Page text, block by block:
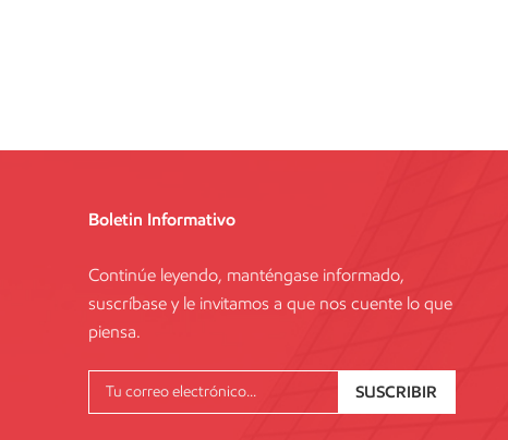
Boletin Informativo
Continúe leyendo, manténgase informado,
suscríbase y le invitamos a que nos cuente lo que
piensa.
SUSCRIBIR